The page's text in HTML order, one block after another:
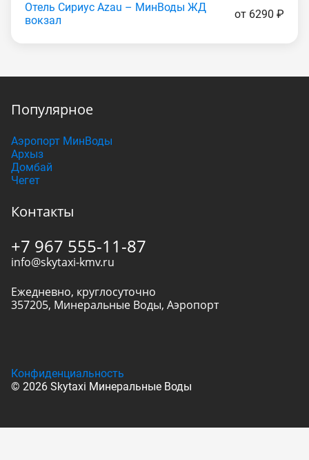
Отель Сириус Аzаu – МинВоды ЖД
вокзал
от 6290 ₽
Популярное
Аэропорт МинВоды
Архыз
Домбай
Чегет
Контакты
+7 967 555-11-87
info@skytaxi-kmv.ru
Ежедневно, круглосуточно
357205, Минеральные Воды, Аэропорт
© 2026 Skytaxi Минеральные Воды
Конфиденциальность